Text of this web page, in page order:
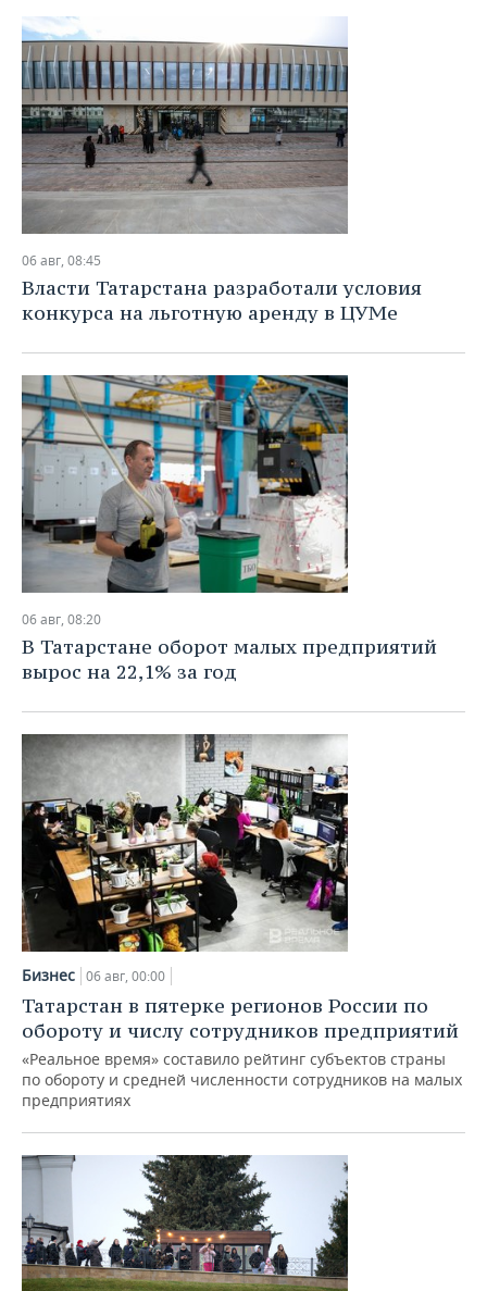
06 авг, 08:45
Власти Татарстана разработали условия
конкурса на льготную аренду в ЦУМе
06 авг, 08:20
В Татарстане оборот малых предприятий
вырос на 22,1% за год
Бизнес 06 авг, 00:00
Татарстан в пятерке регионов России по
обороту и числу сотрудников предприятий
«Реальное время» составило рейтинг субъектов страны
по обороту и средней численности сотрудников на малых
предприятиях